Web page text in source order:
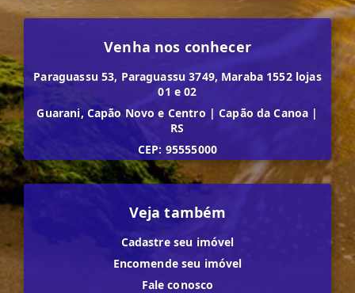
Venha nos conhecer
Paraguassu 53, Paraguassu 3749, Maraba 1552 lojas
01 e 02
Guarani, Capão Novo e Centro | Capão da Canoa |
RS
CEP: 95555000
Veja também
Cadastre seu imóvel
Encomende seu imóvel
Fale conosco